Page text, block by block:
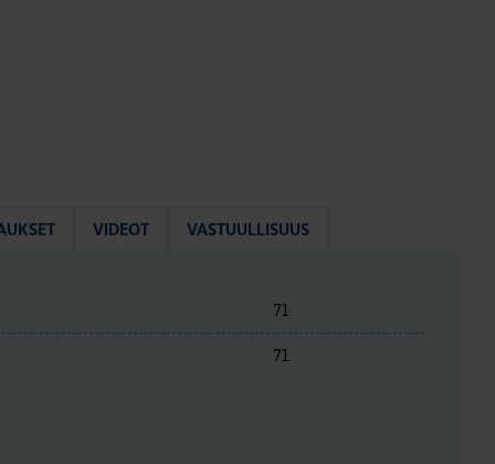
VIDEOT VASTUULLISUUS
71
71